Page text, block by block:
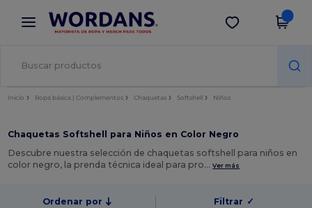
× App de Wordans
¡Mejores precios en app!
Descargar app
Inicio Ropa básica | Complementos Chaquetas Softshell Niños
Chaquetas Softshell para Niños en Color Negro
Descubre nuestra selección de chaquetas softshell para niños en
color negro, la prenda técnica ideal para pro…Ver más
Ordenar por Filtrar ✓